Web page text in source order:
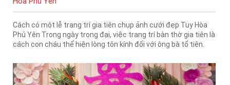
Cách có một lễ trang trí gia tiên chụp ảnh cưới đẹp Tuy Hòa
Phú Yên Trong ngày trọng đại, việc trang trí bàn thờ gia tiên là
cách con cháu thể hiện lòng tôn kính đối với ông bà tổ tiên.